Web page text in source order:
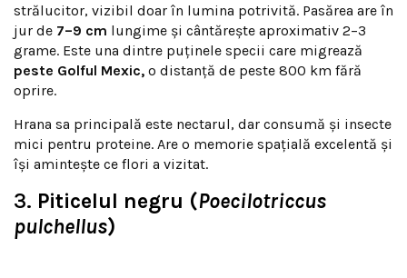
strălucitor, vizibil doar în lumina potrivită. Pasărea are în
jur de 7–9 cm lungime și cântărește aproximativ 2–3
grame. Este una dintre puținele specii care migrează
peste Golful Mexic, o distanță de peste 800 km fără
oprire.
Hrana sa principală este nectarul, dar consumă și insecte
mici pentru proteine. Are o memorie spațială excelentă și
își amintește ce flori a vizitat.
3. Piticelul negru (Poecilotriccus
pulchellus)